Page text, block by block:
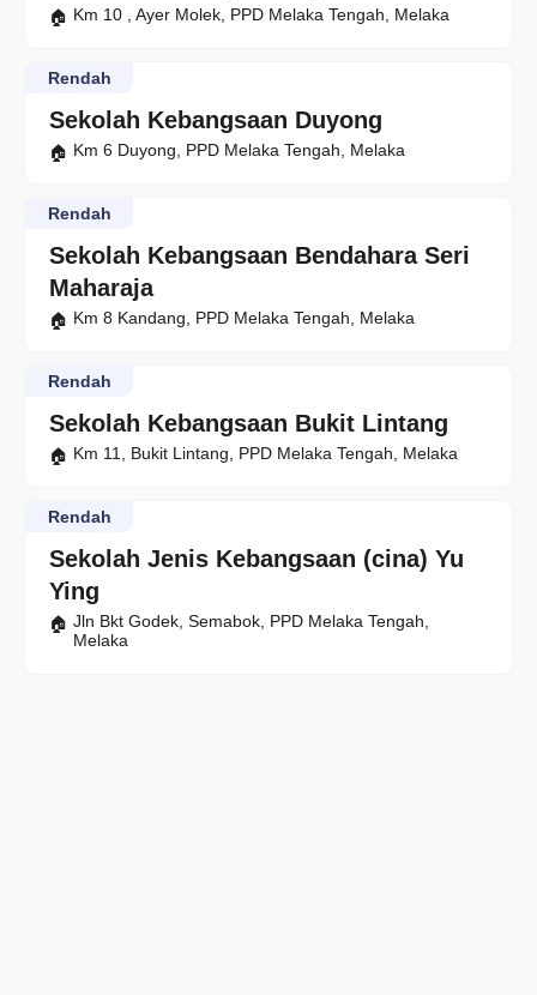
Km 10 , Ayer Molek, PPD Melaka Tengah, Melaka
Sekolah Kebangsaan Duyong
Rendah
Km 6 Duyong, PPD Melaka Tengah, Melaka
Sekolah Kebangsaan Bendahara Seri
Maharaja
Rendah
Km 8 Kandang, PPD Melaka Tengah, Melaka
Sekolah Kebangsaan Bukit Lintang
Rendah
Km 11, Bukit Lintang, PPD Melaka Tengah, Melaka
Sekolah Jenis Kebangsaan (cina) Yu
Ying
Rendah
Jln Bkt Godek, Semabok, PPD Melaka Tengah,
Melaka